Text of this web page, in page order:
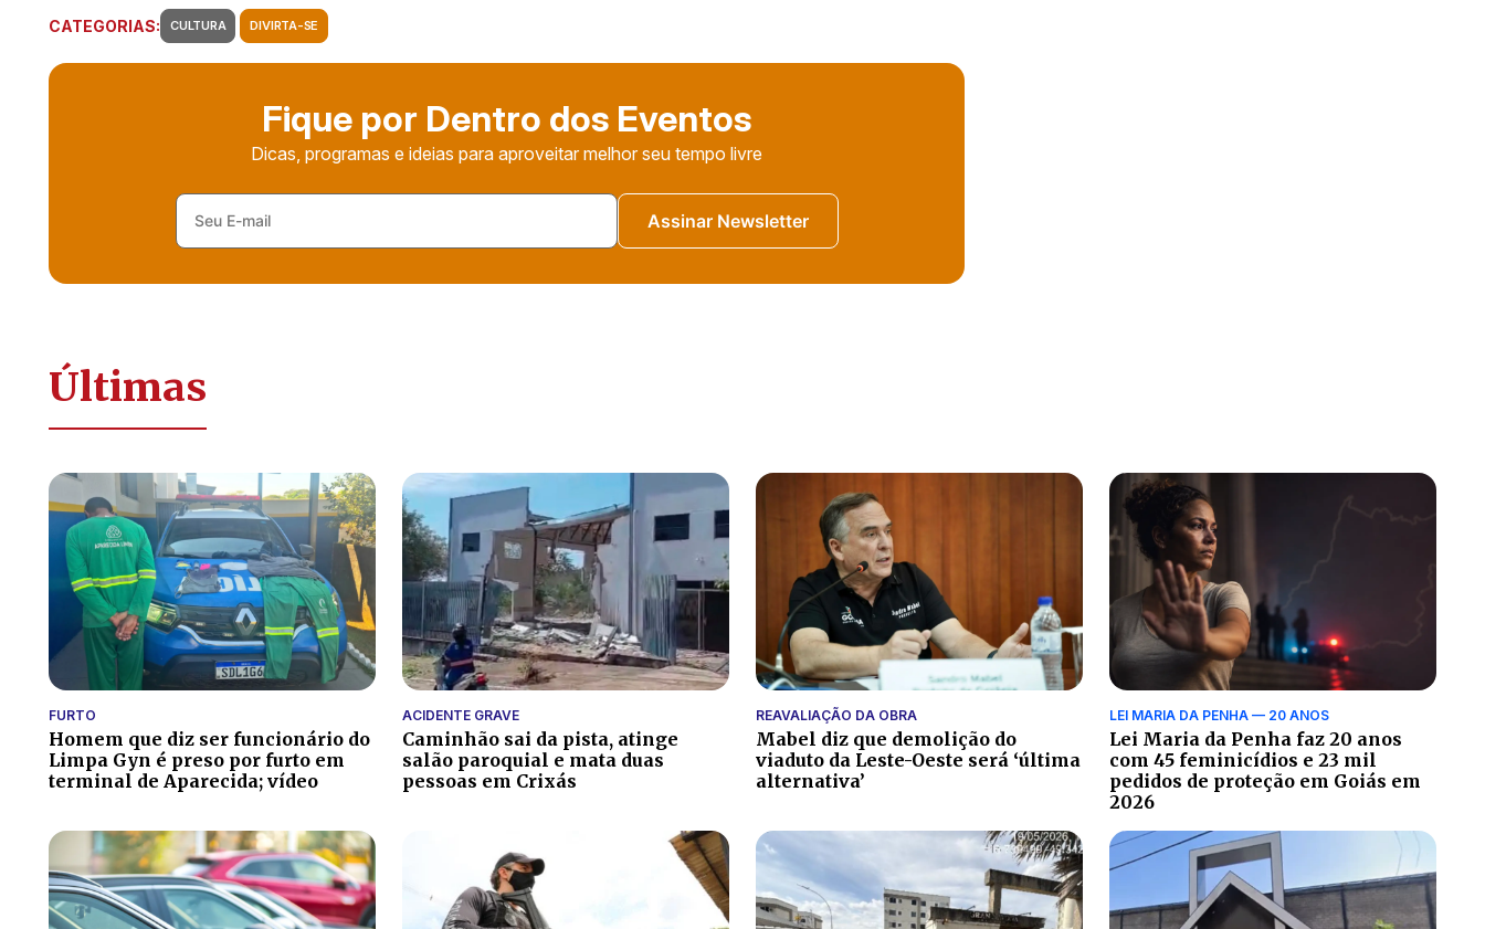
CATEGORIAS: CULTURA DIVIRTA-SE
Fique por Dentro dos Eventos
Dicas, programas e ideias para aproveitar melhor seu tempo livre
Assinar Newsletter
Últimas
FURTO
Homem que diz ser funcionário do
Limpa Gyn é preso por furto em
terminal de Aparecida; vídeo
ACIDENTE GRAVE
Caminhão sai da pista, atinge
salão paroquial e mata duas
pessoas em Crixás
REAVALIAÇÃO DA OBRA
Mabel diz que demolição do
viaduto da Leste-Oeste será ‘última
alternativa’
LEI MARIA DA PENHA — 20 ANOS
Lei Maria da Penha faz 20 anos
com 45 feminicídios e 23 mil
pedidos de proteção em Goiás em
2026